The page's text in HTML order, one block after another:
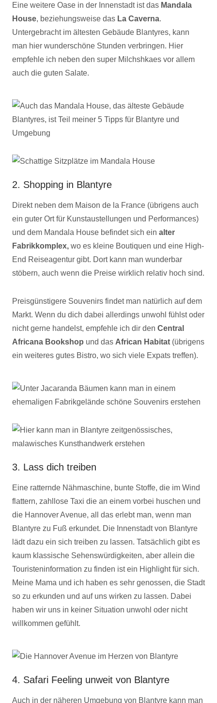
Eine weitere Oase in der Innenstadt ist das Mandala
House, beziehungsweise das La Caverna.
Untergebracht im ältesten Gebäude Blantyres, kann
man hier wunderschöne Stunden verbringen. Hier
empfehle ich neben den super Milchshkaes vor allem
auch die guten Salate.
2. Shopping in Blantyre
Direkt neben dem Maison de la France (übrigens auch
ein guter Ort für Kunstaustellungen und Performances)
und dem Mandala House befindet sich ein alter
Fabrikkomplex, wo es kleine Boutiquen und eine High-
End Reiseagentur gibt. Dort kann man wunderbar
stöbern, auch wenn die Preise wirklich relativ hoch sind.
Preisgünstigere Souvenirs findet man natürlich auf dem
Markt. Wenn du dich dabei allerdings unwohl fühlst oder
nicht gerne handelst, empfehle ich dir den Central
Africana Bookshop und das African Habitat (übrigens
ein weiteres gutes Bistro, wo sich viele Expats treffen).
3. Lass dich treiben
Eine ratternde Nähmaschine, bunte Stoffe, die im Wind
flattern, zahllose Taxi die an einem vorbei huschen und
die Hannover Avenue, all das erlebt man, wenn man
Blantyre zu Fuß erkundet. Die Innenstadt von Blantyre
lädt dazu ein sich treiben zu lassen. Tatsächlich gibt es
kaum klassische Sehenswürdigkeiten, aber allein die
Touristeninformation zu finden ist ein Highlight für sich.
Meine Mama und ich haben es sehr genossen, die Stadt
so zu erkunden und auf uns wirken zu lassen. Dabei
haben wir uns in keiner Situation unwohl oder nicht
willkommen gefühlt.
4. Safari Feeling unweit von Blantyre
Auch in der näheren Umgebung von Blantyre kann man